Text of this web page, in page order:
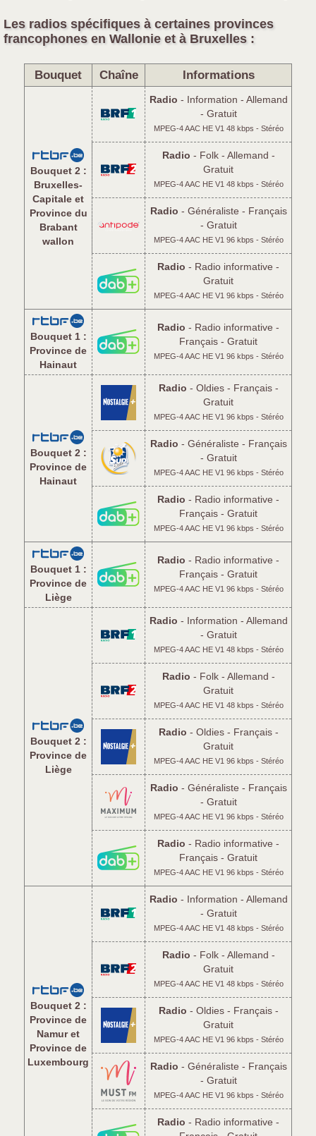
Les radios spécifiques à certaines provinces
francophones en Wallonie et à Bruxelles :
Bouquet Chaîne Informations
Bouquet 2 :
Bruxelles-
Capitale et
Province du
Brabant
wallon
Radio - Information - Allemand
- Gratuit
MPEG-4 AAC HE V1 48 kbps - Stéréo
Radio - Folk - Allemand -
Gratuit
MPEG-4 AAC HE V1 48 kbps - Stéréo
Radio - Généraliste - Français
- Gratuit
MPEG-4 AAC HE V1 96 kbps - Stéréo
Radio - Radio informative -
Gratuit
MPEG-4 AAC HE V1 96 kbps - Stéréo
Bouquet 1 :
Province de
Hainaut
Radio - Radio informative -
Français - Gratuit
MPEG-4 AAC HE V1 96 kbps - Stéréo
Bouquet 2 :
Province de
Hainaut
Radio - Oldies - Français -
Gratuit
MPEG-4 AAC HE V1 96 kbps - Stéréo
Radio - Généraliste - Français
- Gratuit
MPEG-4 AAC HE V1 96 kbps - Stéréo
Radio - Radio informative -
Français - Gratuit
MPEG-4 AAC HE V1 96 kbps - Stéréo
Bouquet 1 :
Province de
Liège
Radio - Radio informative -
Français - Gratuit
MPEG-4 AAC HE V1 96 kbps - Stéréo
Bouquet 2 :
Province de
Liège
Radio - Information - Allemand
- Gratuit
MPEG-4 AAC HE V1 48 kbps - Stéréo
Radio - Folk - Allemand -
Gratuit
MPEG-4 AAC HE V1 48 kbps - Stéréo
Radio - Oldies - Français -
Gratuit
MPEG-4 AAC HE V1 96 kbps - Stéréo
Radio - Généraliste - Français
- Gratuit
MPEG-4 AAC HE V1 96 kbps - Stéréo
Radio - Radio informative -
Français - Gratuit
MPEG-4 AAC HE V1 96 kbps - Stéréo
Bouquet 2 :
Province de
Namur et
Province de
Luxembourg
Radio - Information - Allemand
- Gratuit
MPEG-4 AAC HE V1 48 kbps - Stéréo
Radio - Folk - Allemand -
Gratuit
MPEG-4 AAC HE V1 48 kbps - Stéréo
Radio - Oldies - Français -
Gratuit
MPEG-4 AAC HE V1 96 kbps - Stéréo
Radio - Généraliste - Français
- Gratuit
MPEG-4 AAC HE V1 96 kbps - Stéréo
Radio - Radio informative -